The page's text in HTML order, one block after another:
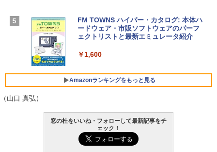
ン 15-fd 15.6インチ 16GBメモリ 512GB
SSD インテル Core 5
ersonal/Copilotキー搭載/Win 11/15.6型/
Core i5/16GB/SSD 512GB/ホワイト) FM
￥139,880
Windows版 | Minecraft (マインクラフ
ト): Java & Bedrock Edition | オンライ
FM TOWNS ハイパー・カタログ: 本体ハ
ードウェア・市販ソフトウェアのパーフ
ェクトリストと最新エミュレータ紹介
￥1,600
Amazonランキングをもっと見る
Amazon Kindle - 目に優しい、かさばら
ない、大きな画面で読みやすい、6週間持
続バッテリー、6インチディスプレイ電子
書籍リーダー、マッチャ、16GB、広告な
（山口 真弘）
窓の杜をいいね・フォローして最新記事をチ
ェック！